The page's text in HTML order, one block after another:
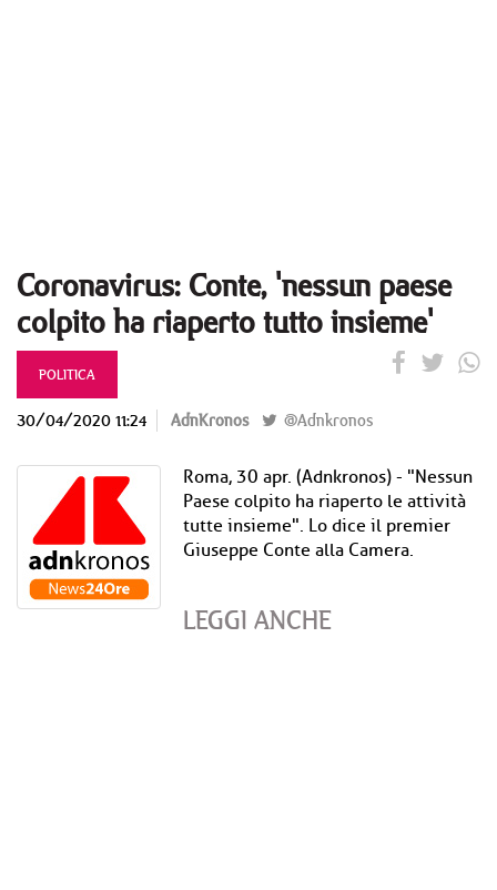
Coronavirus: Conte, 'nessun paese
colpito ha riaperto tutto insieme'
POLITICA
30/04/2020 11:24 AdnKronos @Adnkronos
Roma, 30 apr. (Adnkronos) - "Nessun
Paese colpito ha riaperto le attività
tutte insieme". Lo dice il premier
Giuseppe Conte alla Camera.
LEGGI ANCHE